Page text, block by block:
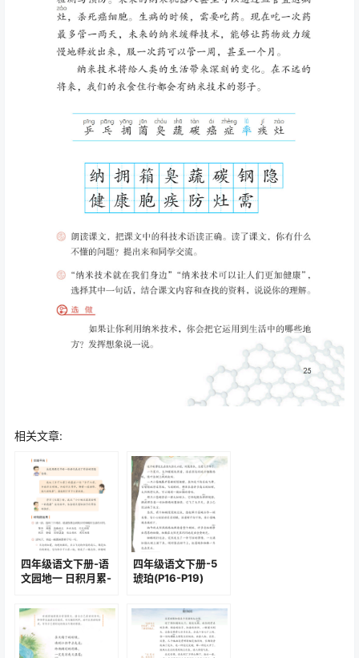
相关文章:
四年级语文下册-语
文园地一 日积月累-
P14)
四年级语文下册-5
琥珀(P16-P19)